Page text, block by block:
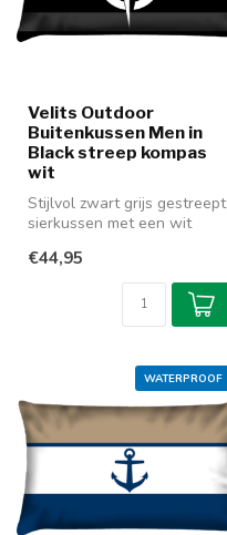
Velits Outdoor
Buitenkussen Men in
Black streep kompas
wit
Stijlvol zwart grijs gestreept
sierkussen met een wit
materialen...
€44,95
WATERPROOF